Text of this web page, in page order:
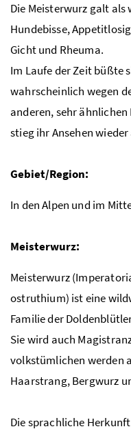
Die Meisterwurz galt
Hundebisse,
Gicht und Rheuma.
Im Laufe der Zeit büßte
wahrscheinlich wegen
anderen, sehr
stieg ihr Ansehen wieder
Gebiet/Region:
In den Alpen und im
Meisterwurz:
Meisterwurz
ostruthium) ist eine
Familie der
Sie wird auch
volkstümlichen werden
Haarstrang, Bergwurz
Die sprachliche